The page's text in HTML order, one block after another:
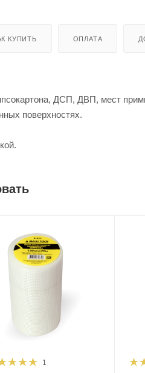
КУПИТЬ ОПЛАТА
ДСП, ДВП, мест
поверхностях.
1